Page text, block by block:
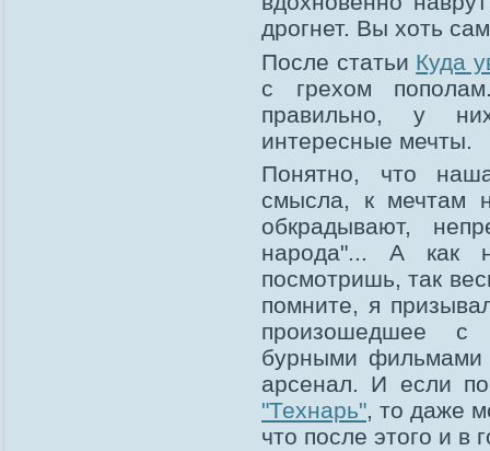
дрогнет. Вы хоть
После статьи Куда
с грехом
правильно, у
интересные мечты.
Понятно, что
смысла, к мечтам
обкрадывают,
народа"... А как
посмотришь, так
помните, я
произошедшее с
бурными
арсенал. И если
"Технарь", то даже
что после этого и в